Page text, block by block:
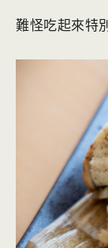
難怪吃起來特